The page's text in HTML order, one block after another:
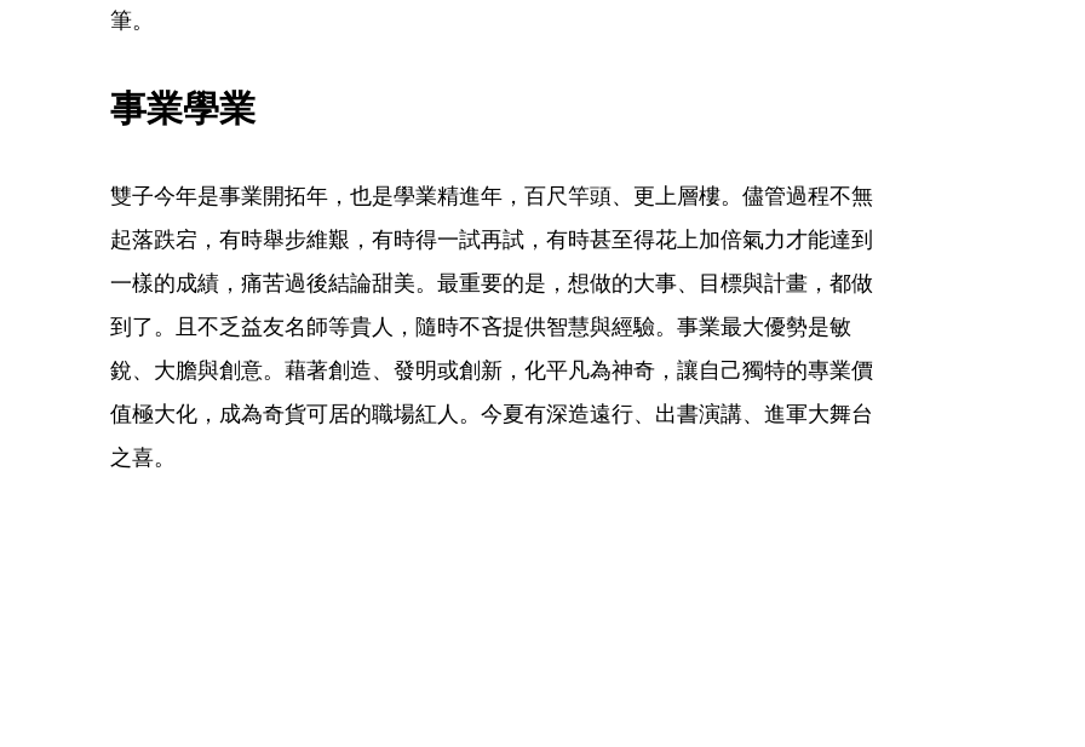
筆。
事業學業
雙子今年是事業開拓年，也是學業精進年，百尺竿頭、更上層樓。儘管過程不無
起落跌宕，有時舉步維艱，有時得一試再試，有時甚至得花上加倍氣力才能達到
一樣的成績，痛苦過後結論甜美。最重要的是，想做的大事、目標與計畫，都做
到了。且不乏益友名師等貴人，隨時不吝提供智慧與經驗。事業最大優勢是敏
銳、大膽與創意。藉著創造、發明或創新，化平凡為神奇，讓自己獨特的專業價
值極大化，成為奇貨可居的職場紅人。今夏有深造遠行、出書演講、進軍大舞台
之喜。